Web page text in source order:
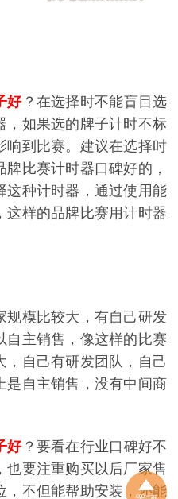
好？在选择时不能盲目选
，如果选的牌子计时不标
响到比赛。建议在选择时
比赛计时器口碑好的，
这种计时器，通过使用能
这样的品牌比赛用计时器
模比较大，有自己研发
自主销售，像这样的比赛
，自己有研发团队，自己
是自主销售，没有中间商
好？要看在行业口碑好不
也要注重购买以后厂家售
，不但能帮助安装，还能